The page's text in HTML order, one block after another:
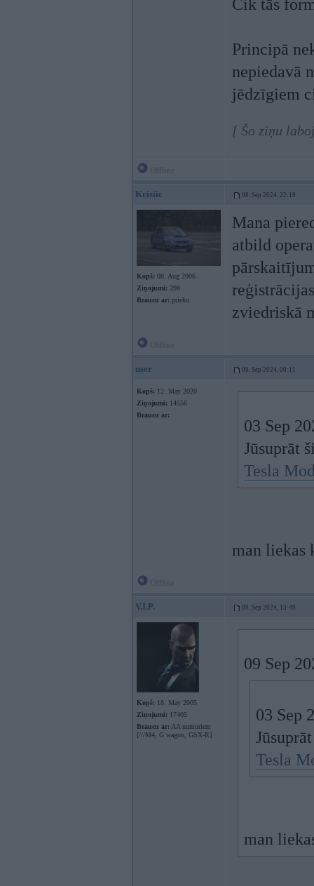
Cik tās
Principā
nepiedavā
jēdzīgiem
[ Šo ziņu
Krisiic 08. Sep 2024, 22:19
Kopš: 08. Aug 2006
Ziņojumi: 298
Braucu ar: prieku
Mana
atbild
zviedriskā
user 09. Sep 2024, 00:11
Kopš: 12. May 2020
Ziņojumi: 14556
Braucu ar:
03 Sep
Jūsuprāt
Tesla
man liekas
V.I.P. 09. Sep 2024, 13:49
Kopš: 18. May 2005
Ziņojumi: 17405
Braucu ar: AA numuriem
[///M4, G wagon, GSX-R]
09 Sep
03 Sep
Tesla
man